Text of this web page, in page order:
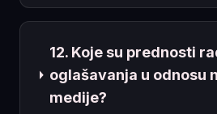
12. Koje su prednosti
oglašavanja u odnosu
medije?